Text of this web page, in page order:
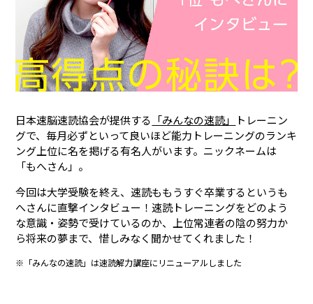
日本速脳速読協会が提供する 「みんなの速読」
トレーニン
グで、毎月必ずといって良いほど能力トレーニングのランキ
ング上位に名を掲げる有名人がいます。ニックネームは
「もへさん」。
今回は大学受験を終え、速読ももうすぐ卒業するというも
へさんに直撃インタビュー！速読トレーニングをどのよう
な意識・姿勢で受けているのか、上位常連者の陰の努力か
ら将来の夢まで、惜しみなく聞かせてくれました！
※「みんなの速読」は速読解力講座にリニューアルしました